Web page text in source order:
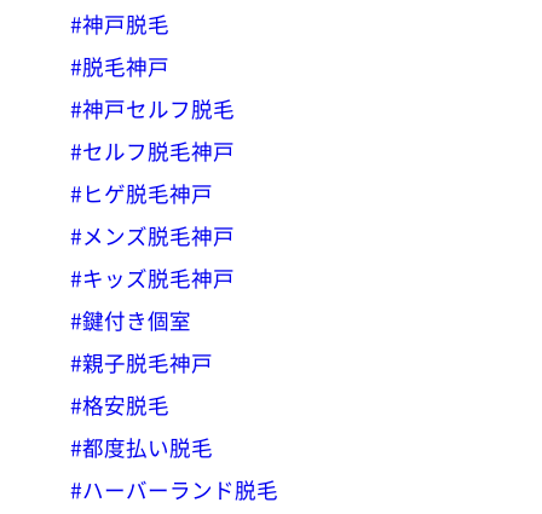
#神戸脱毛
#脱毛神戸
#神戸セルフ脱毛
#セルフ脱毛神戸
#ヒゲ脱毛神戸
#メンズ脱毛神戸
#キッズ脱毛神戸
#鍵付き個室
#親子脱毛神戸
#格安脱毛
#都度払い脱毛
#ハーバーランド脱毛